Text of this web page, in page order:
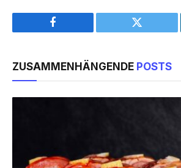
Facebook Twitter
ZUSAMMENHÄNGENDE POSTS